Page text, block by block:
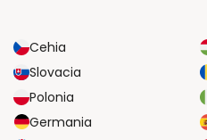
Cehia
Slovacia
Polonia
Germania